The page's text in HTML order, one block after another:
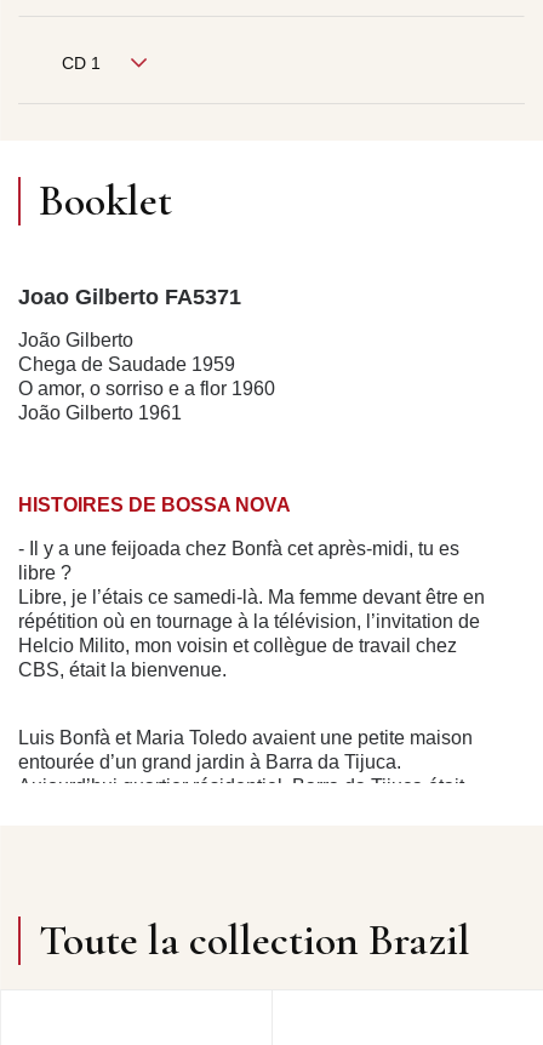
CD 1
Booklet
Joao Gilberto FA5371
João Gilberto
Chega de Saudade 1959
O amor, o sorriso e a flor 1960
João Gilberto 1961
HISTOIRES DE BOSSA NOVA
- Il y a une feijoada chez Bonfà cet après-midi, tu es
libre ?
Libre, je l’étais ce samedi-là. Ma femme devant être en
répétition où en tournage à la télévision, l’invitation de
Helcio Milito, mon voisin et collègue de travail chez
CBS, était la bienvenue.
Luis Bonfà et Maria Toledo avaient une petite maison
entourée d’un grand jardin à Barra da Tijuca.
Aujourd’hui quartier résidentiel, Barra da Tijuca était
Nous avions de longues conversations avec Helcio sur
cette aventure unique qu’a été la bossa nova, et ce
Toute la collection Brazil